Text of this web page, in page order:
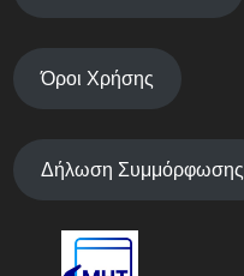
Όροι Χρήσης
Δήλωση Συμμόρφωσης